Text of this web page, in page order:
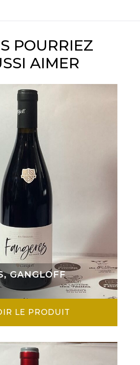
POURRIEZ
AIMER
GANGLOFF
LE PRODUIT